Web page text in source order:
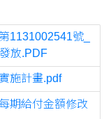
1131002541號_
放.PDF
施計畫.pdf
期給付金額修改